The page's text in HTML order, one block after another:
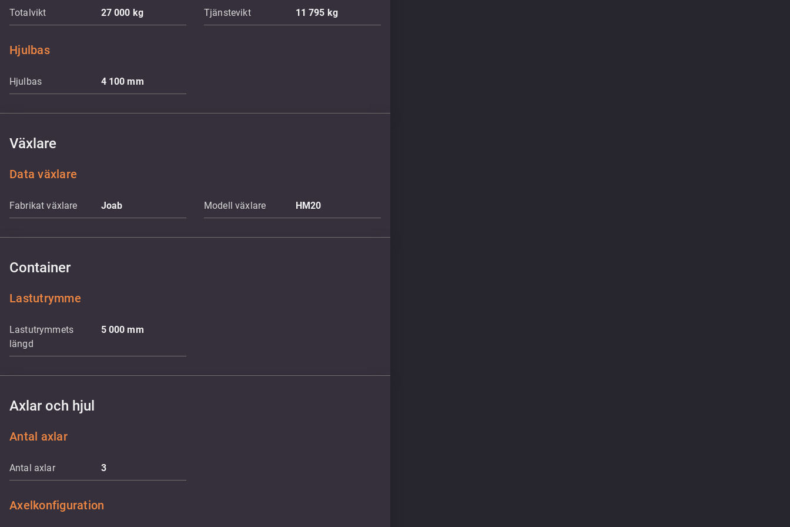
Totalvikt 27 000 kg Tjänstevikt 11 795 kg
Hjulbas
Hjulbas 4 100mm
Växlare
Data växlare
Fabrikat växlare Joab Modell växlare HM20
Container
Lastutrymme
Lastutrymmets
längd
5 000mm
Axlar och hjul
Antal axlar
Antal axlar 3
Axelkonfiguration